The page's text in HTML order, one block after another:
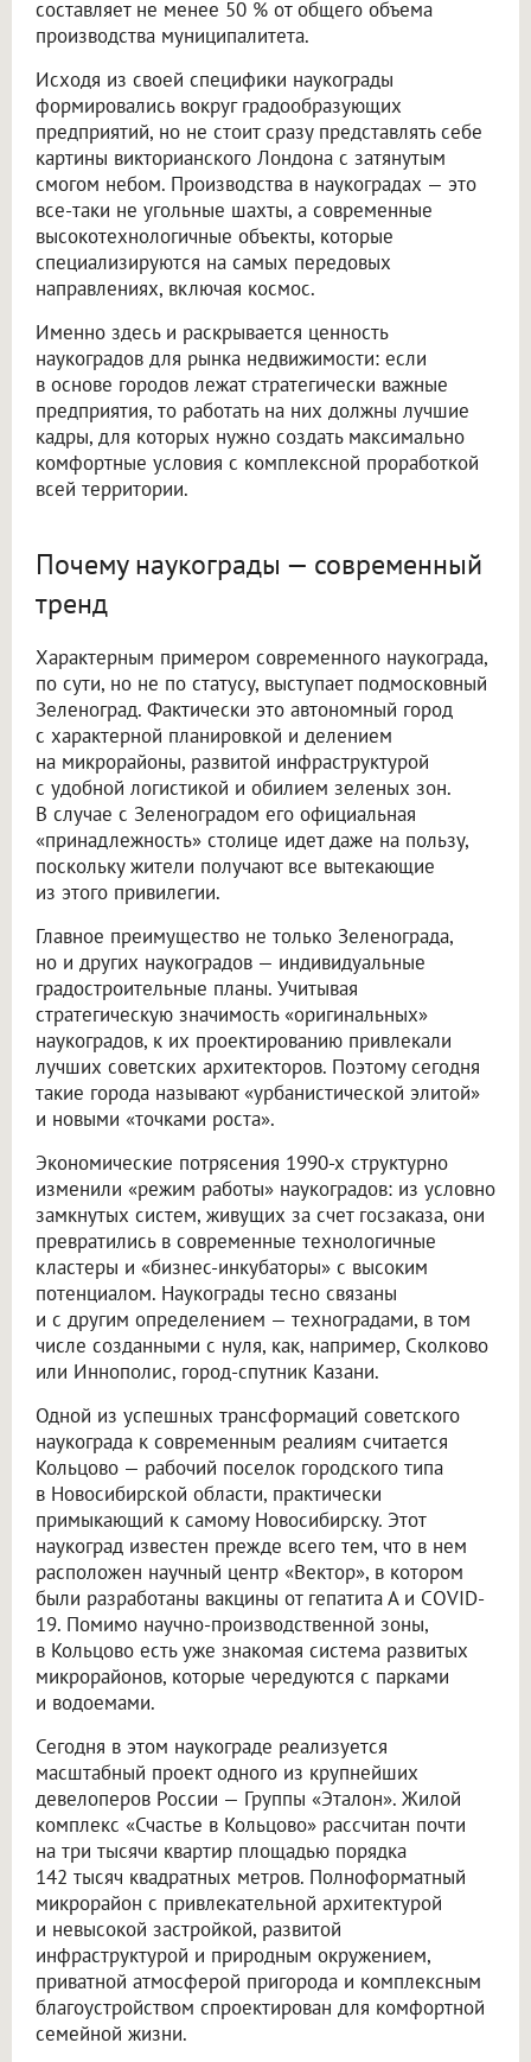
составляет не менее 50 % от общего объема
производства муниципалитета.
Исходя из своей специфики наукограды
формировались вокруг градообразующих
предприятий, но не стоит сразу представлять себе
картины викторианского Лондона с затянутым
смогом небом. Производства в наукоградах — это
все-таки не угольные шахты, а современные
высокотехнологичные объекты, которые
специализируются на самых передовых
направлениях, включая космос.
Именно здесь и раскрывается ценность
наукоградов для рынка недвижимости: если
в основе городов лежат стратегически важные
предприятия, то работать на них должны лучшие
кадры, для которых нужно создать максимально
комфортные условия с комплексной проработкой
всей территории.
Почему наукограды — современный
тренд
Характерным примером современного наукограда,
по сути, но не по статусу, выступает подмосковный
Зеленоград. Фактически это автономный город
с характерной планировкой и делением
на микрорайоны, развитой инфраструктурой
с удобной логистикой и обилием зеленых зон.
В случае с Зеленоградом его официальная
«принадлежность» столице идет даже на пользу,
поскольку жители получают все вытекающие
из этого привилегии.
Главное преимущество не только Зеленограда,
но и других наукоградов — индивидуальные
градостроительные планы. Учитывая
стратегическую значимость «оригинальных»
наукоградов, к их проектированию привлекали
лучших советских архитекторов. Поэтому сегодня
такие города называют «урбанистической элитой»
и новыми «точками роста».
Экономические потрясения 1990-х структурно
изменили «режим работы» наукоградов: из условно
замкнутых систем, живущих за счет госзаказа, они
превратились в современные технологичные
кластеры и «бизнес-инкубаторы» с высоким
потенциалом. Наукограды тесно связаны
и с другим определением — техноградами, в том
числе созданными с нуля, как, например, Сколково
или Иннополис, город-спутник Казани.
Одной из успешных трансформаций советского
наукограда к современным реалиям считается
Кольцово — рабочий поселок городского типа
в Новосибирской области, практически
примыкающий к самому Новосибирску. Этот
наукоград известен прежде всего тем, что в нем
расположен научный центр «Вектор», в котором
были разработаны вакцины от гепатита А и COVID-
19. Помимо научно-производственной зоны,
в Кольцово есть уже знакомая система развитых
микрорайонов, которые чередуются с парками
и водоемами.
Сегодня в этом наукограде реализуется
масштабный проект одного из крупнейших
девелоперов России — Группы «Эталон». Жилой
комплекс «Счастье в Кольцово» рассчитан почти
на три тысячи квартир площадью порядка
142 тысяч квадратных метров. Полноформатный
микрорайон с привлекательной архитектурой
и невысокой застройкой, развитой
инфраструктурой и природным окружением,
приватной атмосферой пригорода и комплексным
благоустройством спроектирован для комфортной
семейной жизни.